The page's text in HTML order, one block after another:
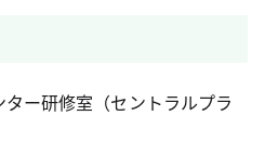
ー研修室（セントラルプラ